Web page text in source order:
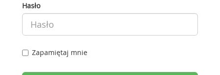
Hasło
Zapamiętaj mnie